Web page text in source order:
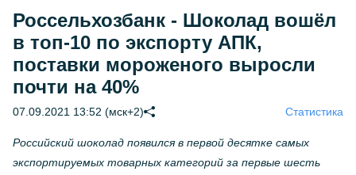
Россельхозбанк - Шоколад вошёл
в топ-10 по экспорту АПК,
поставки мороженого выросли
почти на 40%
07.09.2021 13:52 (мск+2) Статистика
Российский шоколад появился в первой десятке самых
экспортируемых товарных категорий за первые шесть